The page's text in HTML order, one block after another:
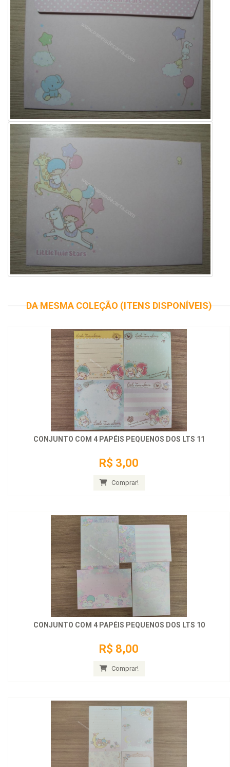
DA MESMA COLEÇÃO (ITENS DISPONÍVEIS)
CONJUNTO COM 4 PAPÉIS PEQUENOS DOS LTS 11
R$ 3,00
Comprar!
CONJUNTO COM 4 PAPÉIS PEQUENOS DOS LTS 10
R$ 8,00
Comprar!